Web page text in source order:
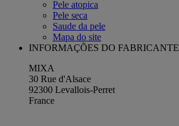
Pele atopica
Pele seca
Saude da pele
Mapa do site
INFORMAÇÕES DO FABRICANTE
MIXA
30 Rue d'Alsace
92300 Levallois-Perret
France